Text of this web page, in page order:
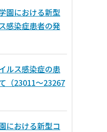
園における新型
感染症患者の発
ルス感染症の患
（23011～23267
における新型コ